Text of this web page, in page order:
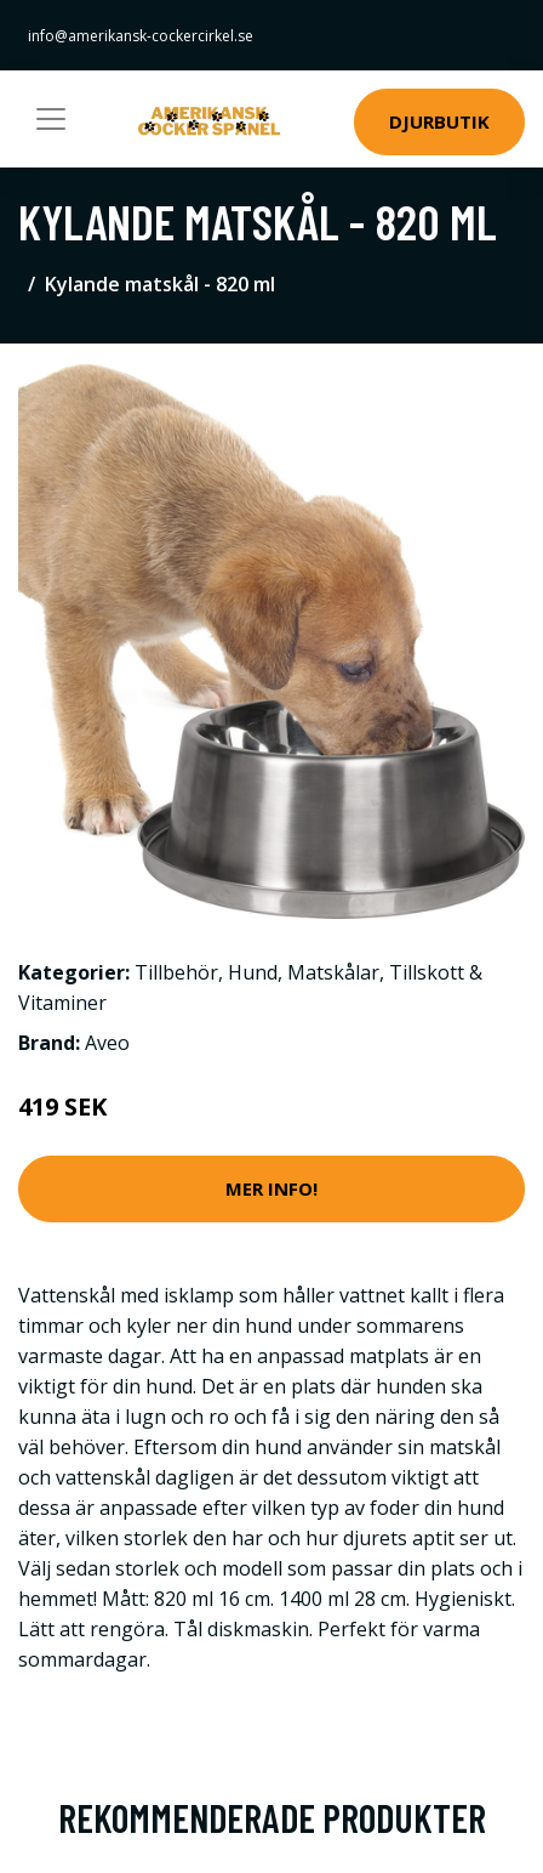
info@amerikansk-cockercirkel.se
DJURBUTIK
KYLANDE MATSKÅL - 820 ML
Kylande matskål - 820 ml
Kategorier: Tillbehör, Hund, Matskålar, Tillskott &
Vitaminer
Brand:Aveo
419 SEK
MER INFO!
Vattenskål med isklamp som håller vattnet kallt i flera
timmar och kyler ner din hund under sommarens
varmaste dagar. Att ha en anpassad matplats är en
viktigt för din hund. Det är en plats där hunden ska
kunna äta i lugn och ro och få i sig den näring den så
väl behöver. Eftersom din hund använder sin matskål
och vattenskål dagligen är det dessutom viktigt att
dessa är anpassade efter vilken typ av foder din hund
äter, vilken storlek den har och hur djurets aptit ser ut.
Välj sedan storlek och modell som passar din plats och i
hemmet! Mått: 820 ml 16 cm. 1400 ml 28 cm. Hygieniskt.
Lätt att rengöra. Tål diskmaskin. Perfekt för varma
sommardagar.
REKOMMENDERADE PRODUKTER